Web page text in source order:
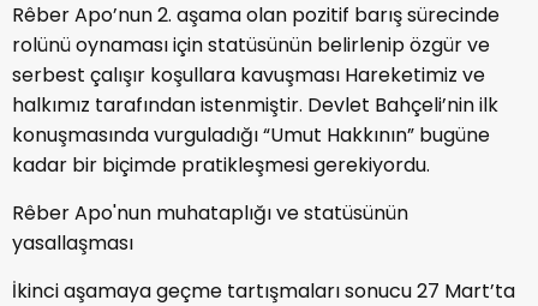
Rêber Apo’nun 2. aşama olan pozitif barış sürecinde
rolünü oynaması için statüsünün belirlenip özgür ve
serbest çalışır koşullara kavuşması Hareketimiz ve
halkımız tarafından istenmiştir. Devlet Bahçeli’nin ilk
konuşmasında vurguladığı “Umut Hakkının” bugüne
kadar bir biçimde pratikleşmesi gerekiyordu.
Rêber Apo'nun muhataplığı ve statüsünün
yasallaşması
İkinci aşamaya geçme tartışmaları sonucu 27 Mart’ta